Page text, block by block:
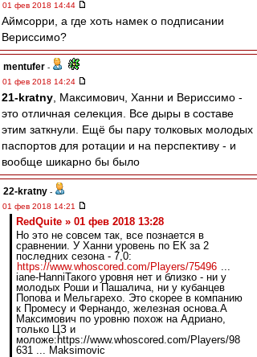
01 фев 2018 14:44
Аймсорри, а где хоть намек о подписании
Вериссимо?
mentufer -
01 фев 2018 14:24
21-kratny , Максимович, Ханни и Вериссимо -
это отличная селекция. Все дыры в составе
этим заткнули. Ещё бы пару толковых молодых
паспортов для ротации и на перспективу - и
вообще шикарно бы было
22-kratny -
01 фев 2018 14:21
RedQuite » 01 фев 2018 13:28
Но это не совсем так, все познается в
сравнении. У Ханни уровень по ЕК за 2
последних сезона - 7,0:
https://www.whoscored.com/Players/75496 ...
iane-HanniТакого уровня нет и близко - ни у
молодых Роши и Пашалича, ни у кубанцев
Попова и Мельгарехо. Это скорее в компанию
к Промесу и Фернандо, железная основа.А
Максимович по уровню похож на Адриано,
только ЦЗ и
моложе:https://www.whoscored.com/Players/98
631 ... Maksimovic